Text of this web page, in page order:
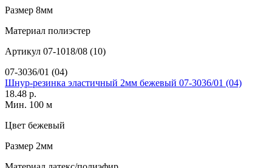
Размер 8мм
Материал полиэстер
Артикул 07-1018/08 (10)
07-3036/01 (04)
Шнур-резинка эластичный 2мм бежевый 07-3036/01 (04)
18.48 р.
Мин. 100 м
Цвет бежевый
Размер 2мм